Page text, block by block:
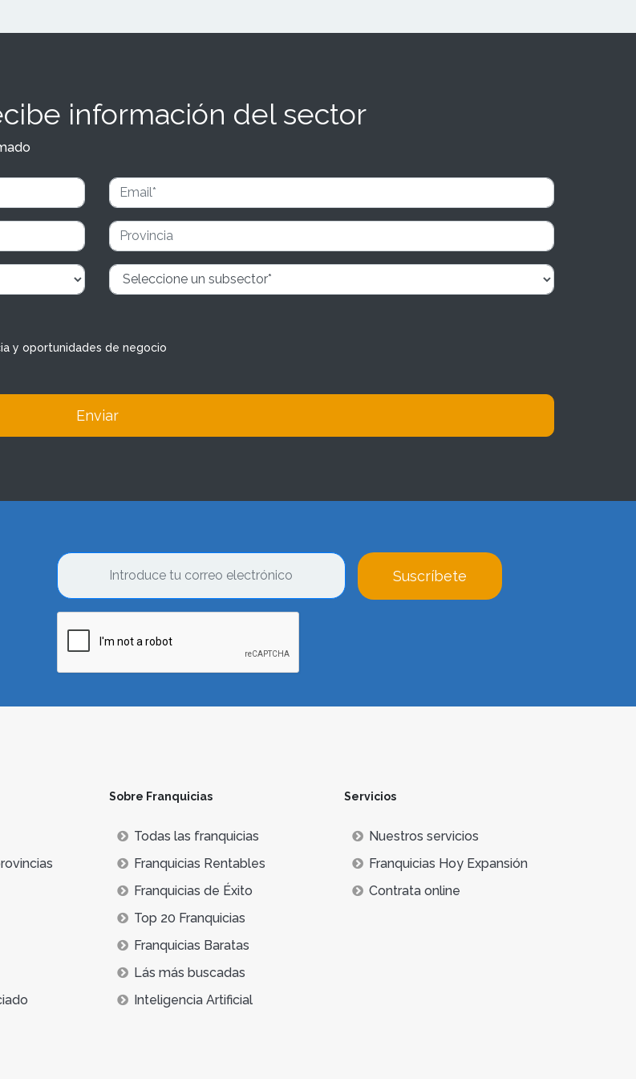
información del sector
y oportunidades de negocio
Enviar
Suscríbete
Sobre Franquicias
Todas las franquicias
Franquicias Rentables
Franquicias de Éxito
Top 20 Franquicias
Franquicias Baratas
Lás más buscadas
Inteligencia Artificial
Servicios
Nuestros servicios
Franquicias Hoy Expansión
Contrata online